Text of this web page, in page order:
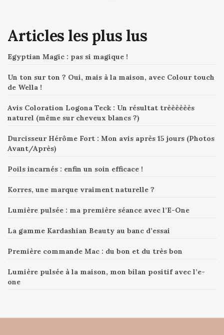
Articles les plus lus
Egyptian Magic : pas si magique !
Un ton sur ton ? Oui, mais à la maison, avec Colour touch
de Wella !
Avis Coloration Logona Teck : Un résultat trèèèèèès
naturel (même sur cheveux blancs ?)
Durcisseur Hérôme Fort : Mon avis après 15 jours (Photos
Avant/Après)
Poils incarnés : enfin un soin efficace !
Korres, une marque vraiment naturelle ?
Lumière pulsée : ma première séance avec l’E-One
La gamme Kardashian Beauty au banc d’essai
Première commande Mac : du bon et du très bon
Lumière pulsée à la maison, mon bilan positif avec l’e-
one